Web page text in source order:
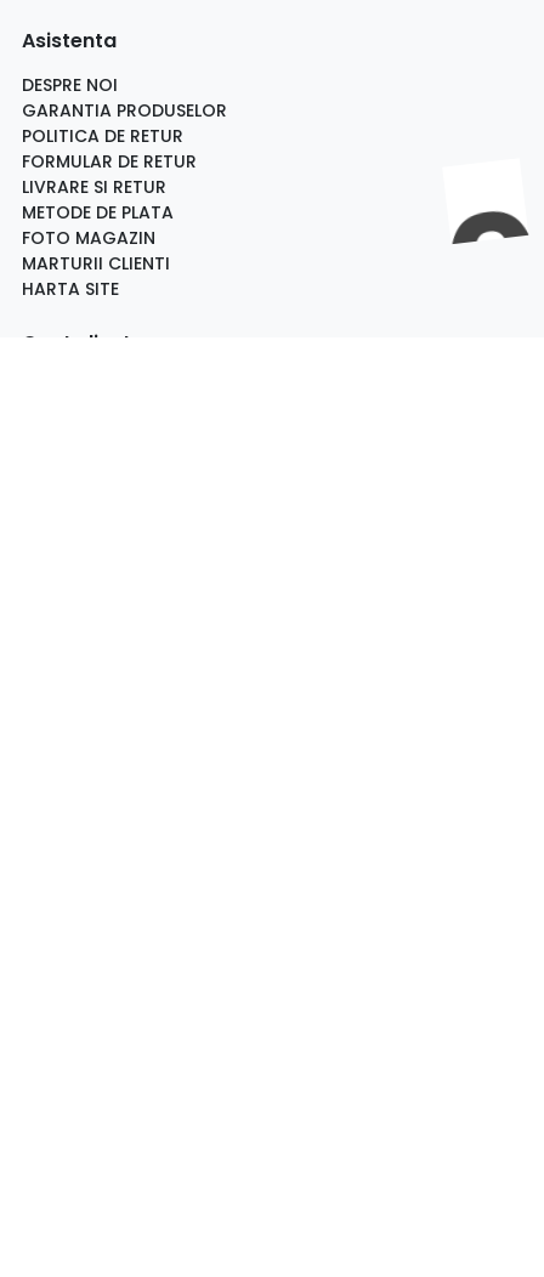
Asistenta
DESPRE NOI
GARANTIA PRODUSELOR
POLITICA DE RETUR
FORMULAR DE RETUR
LIVRARE SI RETUR
METODE DE PLATA
FOTO MAGAZIN
MARTURII CLIENTI
HARTA SITE
Cont client